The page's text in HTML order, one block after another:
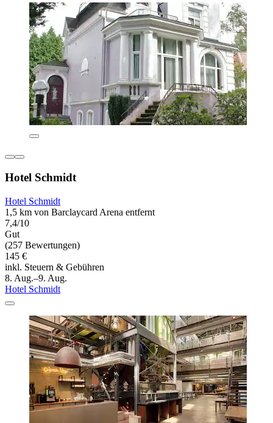
Hotel Schmidt
Hotel Schmidt
1,5 km von Barclaycard Arena entfernt
7,4/10
Gut
(257 Bewertungen)
145 €
inkl. Steuern & Gebühren
8. Aug.–9. Aug.
Hotel Schmidt